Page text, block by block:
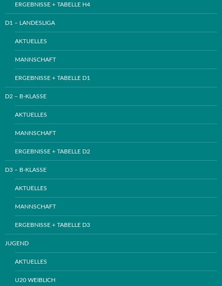
ERGEBNISSE + TABELLE H4
D1 – LANDESLIGA
AKTUELLES
MANNSCHAFT
ERGEBNISSE + TABELLE D1
D2 – B-KLASSE
AKTUELLES
MANNSCHAFT
ERGEBNISSE + TABELLE D2
D3 – B-KLASSE
AKTUELLES
MANNSCHAFT
ERGEBNISSE + TABELLE D3
JUGEND
AKTUELLES
U20 WEIBLICH